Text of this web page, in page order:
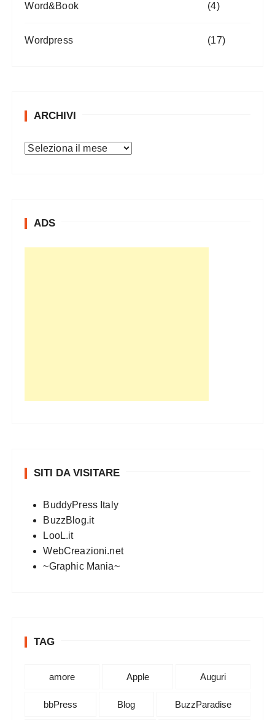
Word&Book (4)
Wordpress (17)
ARCHIVI
A
ADS
SITI DA VISITARE
BuddyPress Italy
BuzzBlog.it
LooL.it
WebCreazioni.net
~Graphic Mania~
TAG
amore Apple Auguri
bbPress Blog BuzzParadise